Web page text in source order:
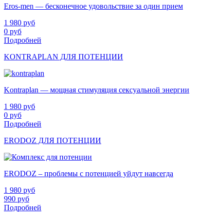
Eros-men — бесконечное удовольствие за один прием
1 980 руб
0 руб
Подробней
KONTRAPLAN ДЛЯ ПОТЕНЦИИ
Kontraplan — мощная стимуляция сексуальной энергии
1 980 руб
0 руб
Подробней
ERODOZ ДЛЯ ПОТЕНЦИИ
ERODOZ – проблемы с потенцией уйдут навсегда
1 980 руб
990 руб
Подробней